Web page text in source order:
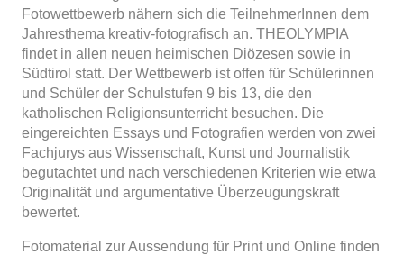
Fotowettbewerb nähern sich die TeilnehmerInnen dem
Jahresthema kreativ-fotografisch an. THEOLYMPIA
findet in allen neuen heimischen Diözesen sowie in
Südtirol statt. Der Wettbewerb ist offen für Schülerinnen
und Schüler der Schulstufen 9 bis 13, die den
katholischen Religionsunterricht besuchen. Die
eingereichten Essays und Fotografien werden von zwei
Fachjurys aus Wissenschaft, Kunst und Journalistik
begutachtet und nach verschiedenen Kriterien wie etwa
Originalität und argumentative Überzeugungskraft
bewertet.
Fotomaterial zur Aussendung für Print und Online finden